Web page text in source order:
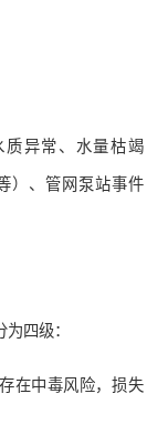
异常、水量枯竭
）、管网泵站事件
四级：
在中毒风险，损失